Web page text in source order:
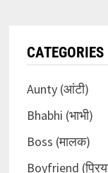
CATEGORIES
Aunty (आंटी)
Bhabhi (भाभी)
Boss (मालक)
Boyfriend